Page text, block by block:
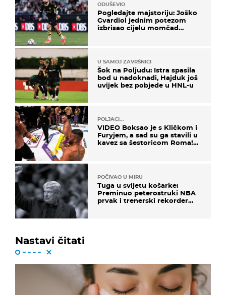
ODUŠEVIO
Pogledajte majstoriju: Joško
Gvardiol jednim potezom
izbrisao cijelu momčad
U SAMOJ ZAVRŠNICI
Šok na Poljudu: Istra spasila
bod u nadoknadi, Hajduk još
uvijek bez pobjede u HNL-u
POLJACI...
VIDEO Boksao je s Kličkom i
Furyjem, a sad su ga stavili u
kavez sa šestoricom Roma!
POČIVAO U MIRU
Tuga u svijetu košarke:
Preminuo peterostruki NBA
prvak i trenerski rekorder
Nastavi čitati